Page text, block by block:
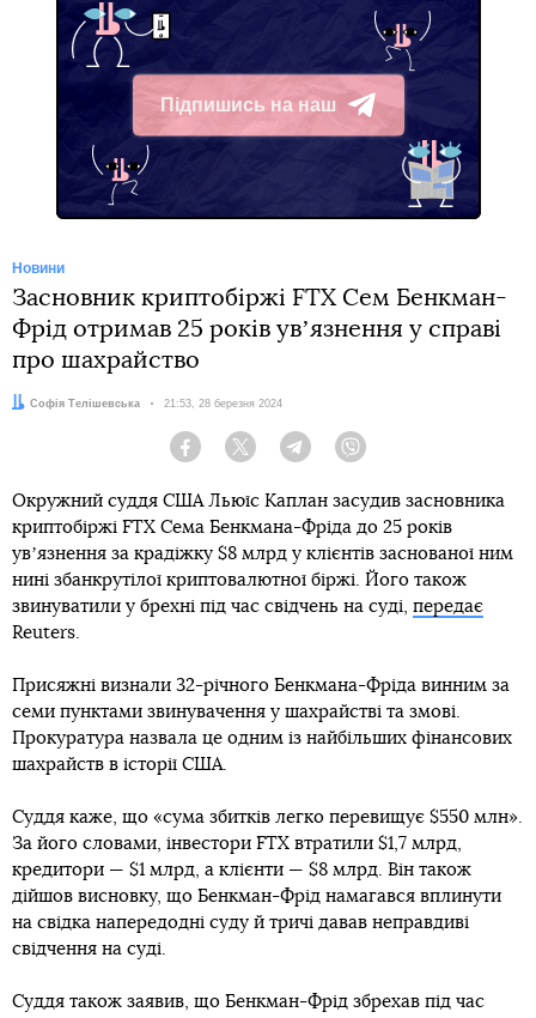
Підпишись на наш
Telegram
Новини
Засновник криптобіржі FTX Сем Бенкман-
Фрід отримав 25 років увʼязнення у справі
про шахрайство
Автор:
Софія Телішевська Дата:
21:53, 28 березня 2024
Facebook Twitter Telegram
Окружний суддя США Льюїс Каплан засудив засновника
криптобіржі FTX Сема Бенкмана-Фріда до 25 років
увʼязнення за крадіжку $8 млрд у клієнтів заснованої ним
нині збанкрутілої криптовалютної біржі. Його також
звинуватили у брехні під час свідчень на суді, передає
Reuters.
Присяжні визнали 32-річного Бенкмана-Фріда винним за
семи пунктами звинувачення у шахрайстві та змові.
Прокуратура назвала це одним із найбільших фінансових
шахрайств в історії США.
Суддя каже, що «сума збитків легко перевищує $550 млн».
За його словами, інвестори FTX втратили $1,7 млрд,
кредитори — $1 млрд, а клієнти — $8 млрд. Він також
дійшов висновку, що Бенкман-Фрід намагався вплинути
на свідка напередодні суду й тричі давав неправдиві
свідчення на суді.
Суддя також заявив, що Бенкман-Фрід збрехав під час